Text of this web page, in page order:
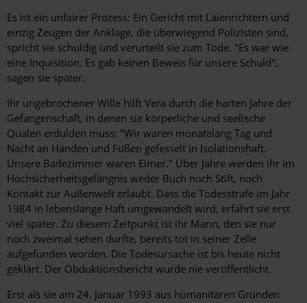
Es ist ein unfairer Prozess: Ein Gericht mit Laienrichtern und
einzig Zeugen der Anklage, die überwiegend Polizisten sind,
spricht sie schuldig und verurteilt sie zum Tode. "Es war wie
eine Inquisition. Es gab keinen Beweis für unsere Schuld",
sagen sie später.
Ihr ungebrochener Wille hilft Vera durch die harten Jahre der
Gefangenschaft, in denen sie körperliche und seelische
Qualen erdulden muss: "Wir waren monatelang Tag und
Nacht an Händen und Füßen gefesselt in Isolationshaft.
Unsere Badezimmer waren Eimer." Über Jahre werden ihr im
Hochsicherheitsgefängnis weder Buch noch Stift, noch
Kontakt zur Außenwelt erlaubt. Dass die Todesstrafe im Jahr
1984 in lebenslange Haft umgewandelt wird, erfährt sie erst
viel später. Zu diesem Zeitpunkt ist ihr Mann, den sie nur
noch zweimal sehen durfte, bereits tot in seiner Zelle
aufgefunden worden. Die Todesursache ist bis heute nicht
geklärt. Der Obduktionsbericht wurde nie veröffentlicht.
Erst als sie am 24. Januar 1993 aus humanitären Gründen